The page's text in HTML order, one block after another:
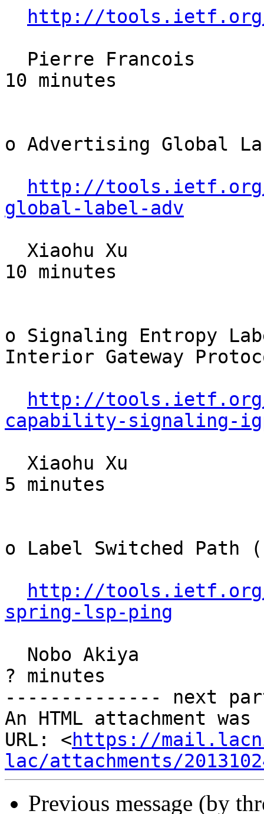
http://
10 minutes
o Advertising Global
http://
global-label-adv
10 minutes
o Signaling Entropy
Interior Gateway
http://
capability-signaling-
5 minutes
o Label Switched Path
http://tools.ietf.org/
spring-lsp-ping
? minutes
-------------- next
An HTML attachment
URL: <https://
lac/attachments/
Previous message (by